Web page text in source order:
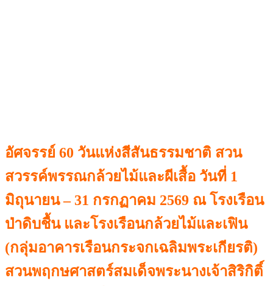
อัศจรรย์ 60 วันแห่งสีสันธรรมชาติ สวน
สวรรค์พรรณกล้วยไม้และผีเสื้อ วันที่ 1
มิถุนายน – 31 กรกฏาคม 2569 ณ โรงเรือน
ป่าดิบชื้น และโรงเรือนกล้วยไม้และเฟิน
(กลุ่มอาคารเรือนกระจกเฉลิมพระเกียรติ)
สวนพฤกษศาสตร์สมเด็จพระนางเจ้าสิริกิติ์